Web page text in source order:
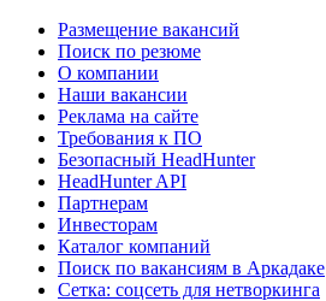
Размещение вакансий
Поиск по резюме
О компании
Наши вакансии
Реклама на сайте
Требования к ПО
Безопасный HeadHunter
HeadHunter API
Партнерам
Инвесторам
Каталог компаний
Поиск по вакансиям в Аркадаке
Сетка: соцсеть для нетворкинга